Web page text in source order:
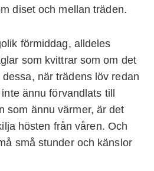
diset och mellan träden.
förmiddag, alldeles
som kvittrar som om det
när trädens löv redan
ännu förvandlats till
som ännu värmer, är det
hösten från våren. Och
små stunder och känslor